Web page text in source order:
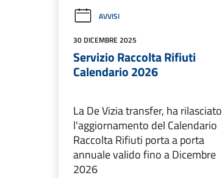
AVVISI
30 DICEMBRE 2025
Servizio Raccolta Rifiuti
Calendario 2026
La De Vizia transfer, ha rilasciato
l'aggiornamento del Calendario
Raccolta Rifiuti porta a porta
annuale valido fino a Dicembre
2026